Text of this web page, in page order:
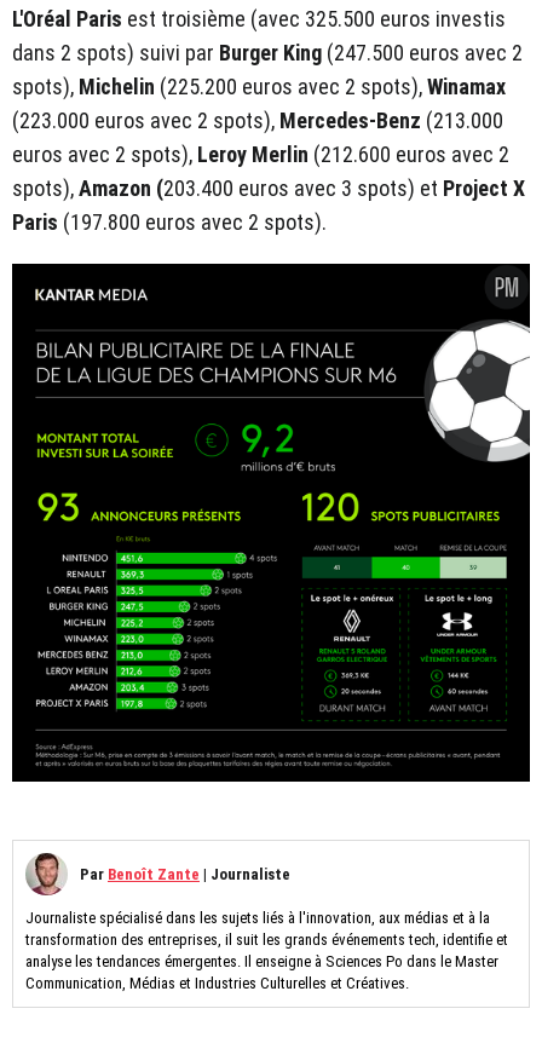
L'Oréal Paris est troisième (avec 325.500 euros investis
dans 2 spots) suivi par Burger King (247.500 euros avec 2
spots), Michelin (225.200 euros avec 2 spots),Winamax
(223.000 euros avec 2 spots), Mercedes-Benz (213.000
euros avec 2 spots), Leroy Merlin (212.600 euros avec 2
spots),Amazon (203.400 euros avec 3 spots) et Project X
Paris (197.800 euros avec 2 spots).
Par Benoît Zante | Journaliste
Journaliste spécialisé dans les sujets liés à l'innovation, aux médias et à la
transformation des entreprises, il suit les grands événements tech, identifie et
analyse les tendances émergentes. Il enseigne à Sciences Po dans le Master
Communication, Médias et Industries Culturelles et Créatives.